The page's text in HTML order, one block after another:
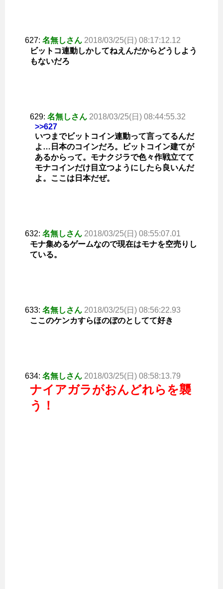
627: 名無しさん 2018/03/25(日) 08:17:12.12
ビットコ連動しかしてねえんだからどうしよう
もないだろ
629: 名無しさん 2018/03/25(日) 08:44:55.32
>>627
いつまでビットコイン連動って言ってるんだ
よ…日本のコインだろ。ビットコイン建てが
あるからって。モナクジラで色々作戦立てて
モナコインだけ目立つようにしたら良いんだ
よ。ここは日本だぜ。
632: 名無しさん 2018/03/25(日) 08:55:07.01
モナ集めるゲームなので現在はモナを空売りし
ている。
633: 名無しさん 2018/03/25(日) 08:56:22.93
ここのケンカすらほのぼのとしてて好き
634: 名無しさん 2018/03/25(日) 08:58:13.79
ナイアガラがおんどれらを襲
う！